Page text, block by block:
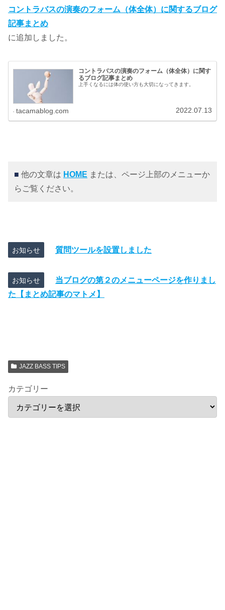
コントラバスの演奏のフォーム（体全体）に関するブログ
記事まとめ
に追加しました。
コントラバスの演奏のフォーム（体全体）に関す
るブログ記事まとめ
上手くなるには体の使い方も大切になってきます。
tacamablog.com 2022.07.13
■ 他の文章は HOME または、ページ上部のメニューか
らご覧ください。
お知らせ 質問ツールを設置しました
お知らせ
当ブログの第２のメニューページを作りまし
た【まとめ記事のマトメ】
JAZZ BASS TIPS
カテゴリー